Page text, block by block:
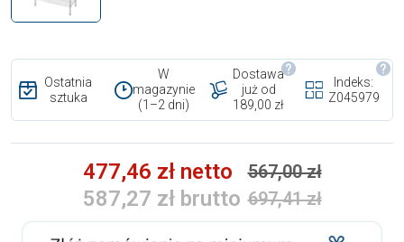
Ostatnia
sztuka
W
magazynie
(1–2 dni)
Dostawa
już od
189,00 zł
Indeks:
Z045979
477,46 zł netto
587,27 zł brutto
567,00 zł
697,41 zł